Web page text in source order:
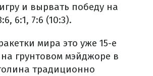
и вырвать победу на
6:1, 7:6 (10:3).
мира это уже 15-е
грунтовом мэйджоре в
традиционно